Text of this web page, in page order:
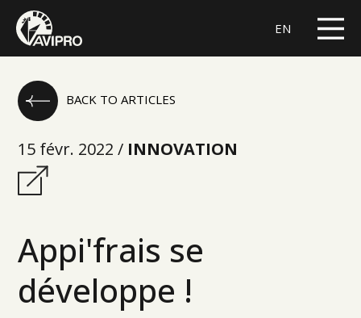
EN
15 févr. 2022 / INNOVATION
BACK TO ARTICLES
Appi'frais se
développe !